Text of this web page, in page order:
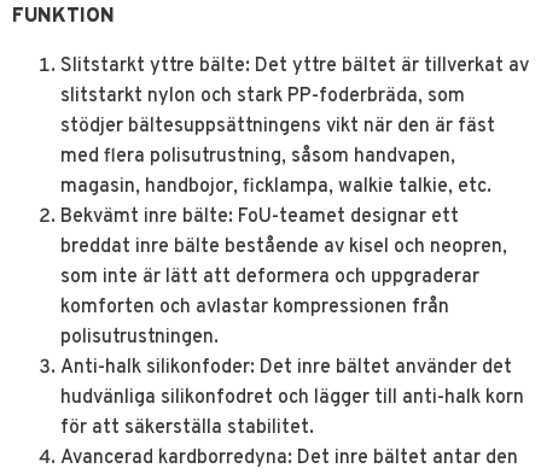
FUNKTION
Slitstarkt yttre bälte: Det yttre bältet är tillverkat av
slitstarkt nylon och stark PP-foderbräda, som
stödjer bältesuppsättningens vikt när den är fäst
med flera polisutrustning, såsom handvapen,
magasin, handbojor, ficklampa, walkie talkie, etc.
Bekvämt inre bälte: FoU-teamet designar ett
breddat inre bälte bestående av kisel och neopren,
som inte är lätt att deformera och uppgraderar
komforten och avlastar kompressionen från
polisutrustningen.
Anti-halk silikonfoder: Det inre bältet använder det
hudvänliga silikonfodret och lägger till anti-halk korn
för att säkerställa stabilitet.
Avancerad kardborredyna: Det inre bältet antar den